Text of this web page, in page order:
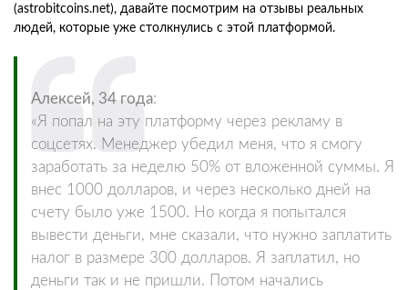
(astrobitcoins.net), давайте посмотрим на отзывы реальных
людей, которые уже столкнулись с этой платформой.
Алексей, 34 года:
«Я попал на эту платформу через рекламу в
соцсетях. Менеджер убедил меня, что я смогу
заработать за неделю 50% от вложенной суммы. Я
внес 1000 долларов, и через несколько дней на
счету было уже 1500. Но когда я попытался
вывести деньги, мне сказали, что нужно заплатить
налог в размере 300 долларов. Я заплатил, но
деньги так и не пришли. Потом начались